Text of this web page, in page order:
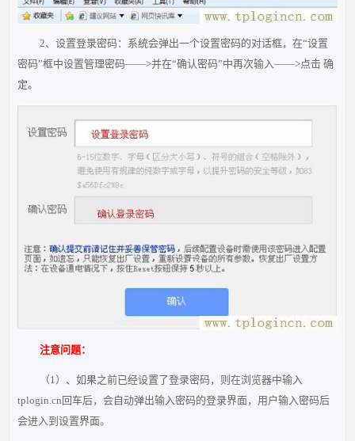
2、设置登录密码：系统会弹出一个设置密码的对话框，在“设置
密码”框中设置管理密码——>并在“确认密码”中再次输入——>点击 确
定。
注意问题：
（1）、如果之前已经设置了登录密码，则在浏览器中输入
tplogin.cn回车后，会自动弹出输入密码的登录界面，用户输入密码后
会进入到设置界面。